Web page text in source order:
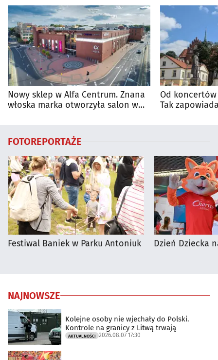
Nowy sklep w Alfa Centrum. Znana
włoska marka otworzyła salon w
Od
Tak
FOTOREPORTAŻE
Festiwal Baniek w Parku Antoniuk Dzień Dziecka
NAJNOWSZE
Kolejne osoby nie wjechały do Polski.
Kontrole na granicy z Litwą trwają
AKTUALNOŚCI 2026.08.07 17:30